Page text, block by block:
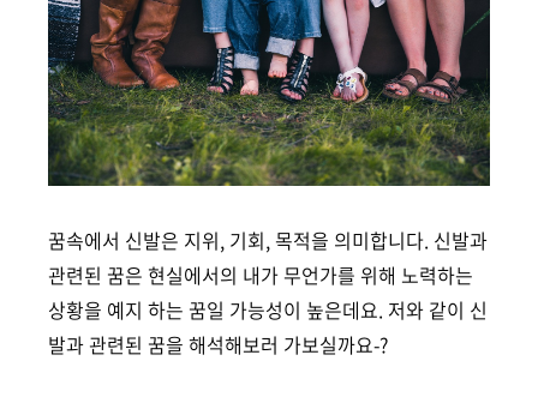
꿈속에서 신발은 지위, 기회, 목적을 의미합니다. 신발과
관련된 꿈은 현실에서의 내가 무언가를 위해 노력하는
상황을 예지 하는 꿈일 가능성이 높은데요. 저와 같이 신
발과 관련된 꿈을 해석해보러 가보실까요-?